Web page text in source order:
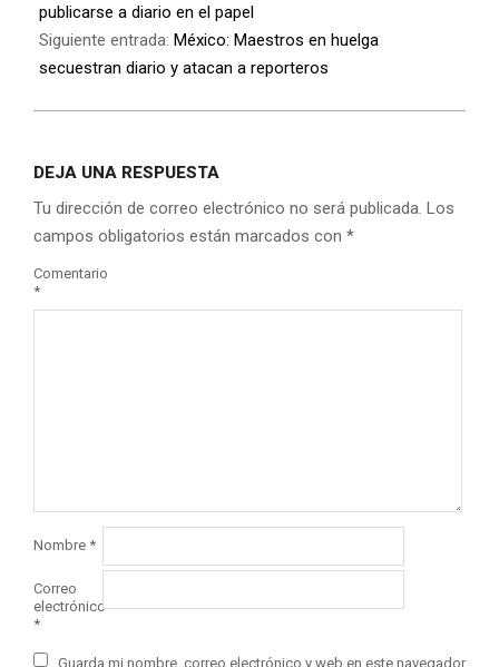
publicarse a diario en el papel
Siguiente entrada: México: Maestros en huelga
secuestran diario y atacan a reporteros
DEJA UNA RESPUESTA
Tu dirección de correo electrónico no será publicada. Los
campos obligatorios están marcados con *
Comentario
*
Nombre *
Correo
electrónico
*
Guarda mi nombre, correo electrónico y web en este navegador